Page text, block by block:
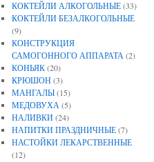
КОКТЕЙЛИ АЛКОГОЛЬНЫЕ(33)
КОКТЕЙЛИ БЕЗАЛКОГОЛЬНЫЕ
(9)
КОНСТРУКЦИЯ
САМОГОННОГО АППАРАТА(2)
КОНЬЯК(20)
КРЮШОН(3)
МАНГАЛЫ(15)
МЕДОВУХА(5)
НАЛИВКИ(24)
НАПИТКИ ПРАЗДНИЧНЫЕ(7)
НАСТОЙКИ ЛЕКАРСТВЕННЫЕ
(12)